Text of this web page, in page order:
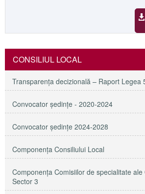
CONSILIUL LOCAL
Transparenţa decizională – Raport Legea
Convocator ședințe - 2020-2024
Convocator ședințe 2024-2028
Componența Consiliului Local
Componența Comisiilor de specialitate ale
Sector 3